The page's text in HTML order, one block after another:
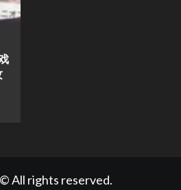
All rights reserved.